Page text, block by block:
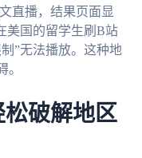
直播，结果页面显
美国的留学生刷B站
”无法播放。这种地
破解地区